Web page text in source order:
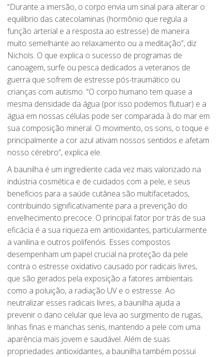
“Durante a imersão, o corpo envia um sinal para alterar o
equilíbrio das catecolaminas (hormônio que regula a
função arterial e a resposta ao estresse) de maneira
muito semelhante ao relaxamento ou a meditação”, diz
Nichols. O que explica o sucesso de programas de
canoagem, surfe ou pesca dedicados a veteranos de
guerra que sofrem de estresse pós-traumático ou
crianças com autismo. “O corpo humano tem quase a
mesma densidade da água (por isso podemos flutuar) e a
água em nossas células pode ser comparada à do mar em
sua composição mineral. O movimento, os sons, o toque e
principalmente a cor azul ativam nossos sentidos e afetam
nosso cérebro”, explica ele.
A baunilha é um ingrediente cada vez mais valorizado na
indústria cosmética e de cuidados com a pele, e seus
benefícios para a saúde cutânea são multifacetados,
contribuindo significativamente para a prevenção do
envelhecimento precoce. O principal fator por trás de sua
eficácia é a sua riqueza em antioxidantes, particularmente
a vanilina e outros polifenóis. Esses compostos
desempenham um papel crucial na proteção da pele
contra o estresse oxidativo causado por radicais livres,
que são gerados pela exposição a fatores ambientais
como a poluição, a radiação UV e o estresse. Ao
neutralizar esses radicais livres, a baunilha ajuda a
prevenir o dano celular que leva ao surgimento de rugas,
linhas finas e manchas senis, mantendo a pele com uma
aparência mais jovem e saudável. Além de suas
propriedades antioxidantes, a baunilha também possui